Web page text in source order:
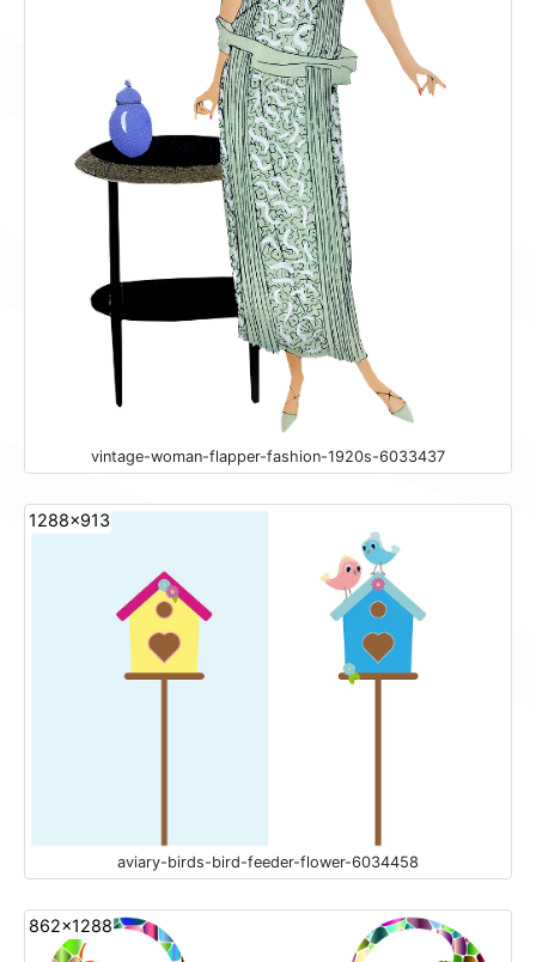
vintage-woman-flapper-fashion-1920s-6033437
1288x913
aviary-birds-bird-feeder-flower-6034458
862x1288